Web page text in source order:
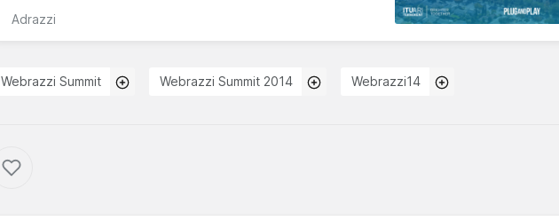
Adrazzi
Webrazzi Summit Webrazzi Summit 2014 Webrazzi14